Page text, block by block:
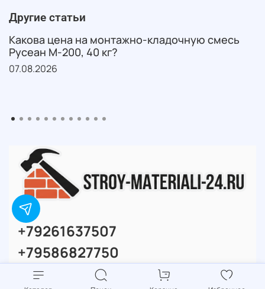
Другие статьи
Какова цена на монтажно-кладочную смесь
Русеан М-200, 40 кг?
07.08.2026
+79261637507
+79586827750